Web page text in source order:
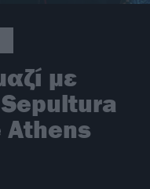
με
Athens